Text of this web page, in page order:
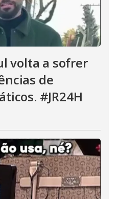
volta a sofrer
de
#JR24H